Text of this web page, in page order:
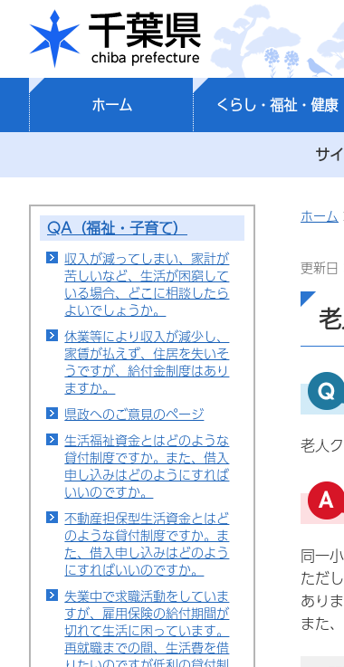
千葉県
ホーム くらし・福祉・健康
サ
QA（福祉・子育て）
収入が減ってしまい、家計が
苦しいなど、生活が困窮して
いる場合、どこに相談したら
よいでしょうか。
休業等により収入が減少し、
家賃が払えず、住居を失いそ
うですが、給付金制度はあり
ますか。
県政へのご意見のページ
生活福祉資金とはどのような
貸付制度ですか。また、借入
申し込みはどのようにすれば
いいのですか。
不動産担保型生活資金とはど
のような貸付制度ですか。ま
た、借入申し込みはどのよう
にすればいいのですか。
失業中で求職活動をしていま
すが、雇用保険の給付期間が
切れて生活に困っています。
再就職までの間、生活費を借
ホーム
更新
老人
同一
ただ
あり
また